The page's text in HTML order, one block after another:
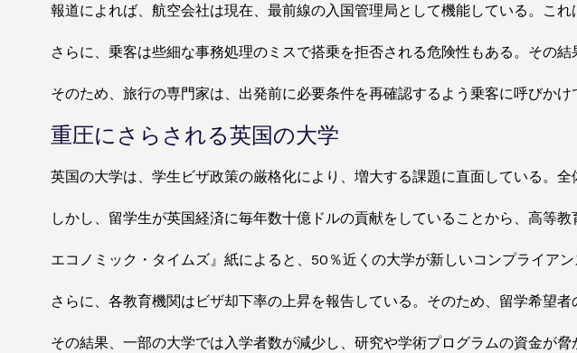
報道によれば、航空会社は現在、最前線の入国管理局として機能している。こ
さらに、乗客は些細な事務処理のミスで搭乗を拒否される危険性もある。その
そのため、旅行の専門家は、出発前に必要条件を再確認するよう乗客に呼びかけ
重圧にさらされる英国の大学
英国の大学は、学生ビザ政策の厳格化により、増大する課題に直面している。
しかし、留学生が英国経済に毎年数十億ドルの貢献をしていることから、高等教
エコノミック・タイムズ』紙によると、50％近くの大学が新しいコンプライア
さらに、各教育機関はビザ却下率の上昇を報告している。そのため、留学希望者
その結果、一部の大学では入学者数が減少し、研究や学術プログラムの資金が脅